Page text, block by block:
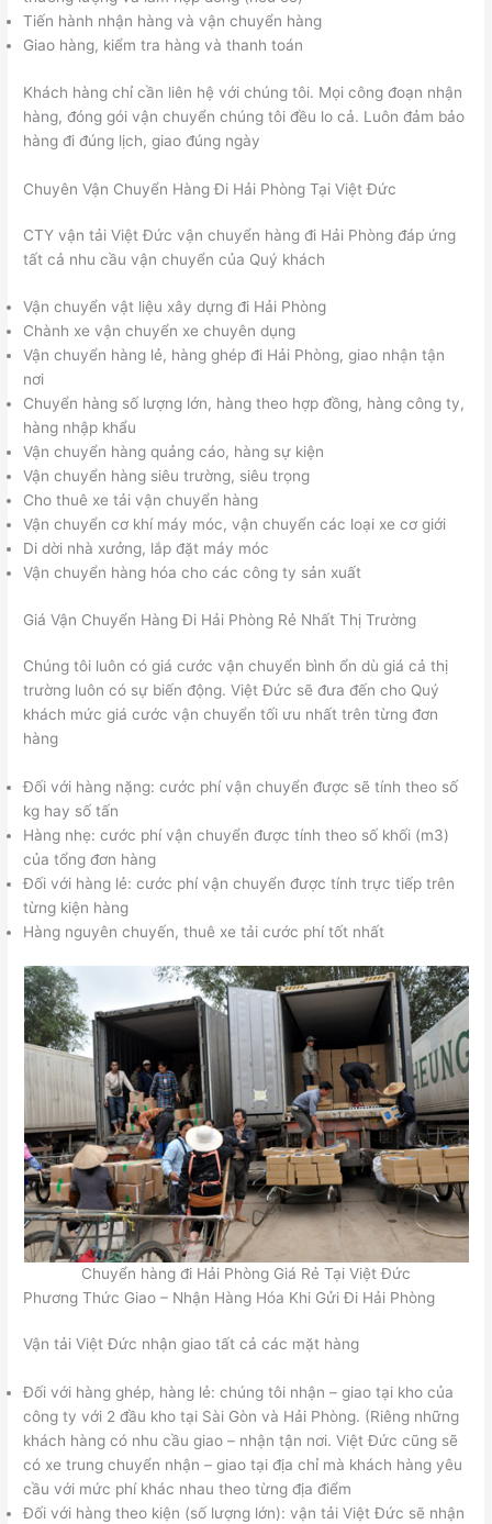
Tiến hành nhận hàng và vận chuyển hàng
Giao hàng, kiểm tra hàng và thanh toán
Khách hàng chỉ cần liên hệ với chúng tôi. Mọi công đoạn nhận
hàng, đóng gói vận chuyển chúng tôi đều lo cả. Luôn đảm bảo
hàng đi đúng lịch, giao đúng ngày
Chuyên Vận Chuyển Hàng Đi Hải Phòng Tại Việt Đức
CTY vận tải Việt Đức vận chuyển hàng đi Hải Phòng đáp ứng
tất cả nhu cầu vận chuyển của Quý khách
Vận chuyển vật liệu xây dựng đi Hải Phòng
Chành xe vận chuyển xe chuyên dụng
Vận chuyển hàng lẻ, hàng ghép đi Hải Phòng, giao nhận tận
nơi
Chuyển hàng số lượng lớn, hàng theo hợp đồng, hàng công ty,
hàng nhập khẩu
Vận chuyển hàng quảng cáo, hàng sự kiện
Vận chuyển hàng siêu trường, siêu trọng
Cho thuê xe tải vận chuyển hàng
Vận chuyển cơ khí máy móc, vận chuyển các loại xe cơ giới
Di dời nhà xưởng, lắp đặt máy móc
Vận chuyển hàng hóa cho các công ty sản xuất
Giá Vận Chuyển Hàng Đi Hải Phòng Rẻ Nhất Thị Trường
Chúng tôi luôn có giá cước vận chuyển bình ổn dù giá cả thị
trường luôn có sự biến động. Việt Đức sẽ đưa đến cho Quý
khách mức giá cước vận chuyển tối ưu nhất trên từng đơn
hàng
Đối với hàng nặng: cước phí vận chuyển được sẽ tính theo số
kg hay số tấn
Hàng nhẹ: cước phí vận chuyển được tính theo số khối (m3)
của tổng đơn hàng
Đối với hàng lẻ: cước phí vận chuyển được tính trực tiếp trên
từng kiện hàng
Hàng nguyên chuyến, thuê xe tải cước phí tốt nhất
Chuyển hàng đi Hải Phòng Giá Rẻ Tại Việt Đức
Phương Thức Giao – Nhận Hàng Hóa Khi Gửi Đi Hải Phòng
Vận tải Việt Đức nhận giao tất cả các mặt hàng
Đối với hàng ghép, hàng lẻ: chúng tôi nhận – giao tại kho của
công ty với 2 đầu kho tại Sài Gòn và Hải Phòng. (Riêng những
khách hàng có nhu cầu giao – nhận tận nơi. Việt Đức cũng sẽ
có xe trung chuyển nhận – giao tại địa chỉ mà khách hàng yêu
cầu với mức phí khác nhau theo từng địa điểm
Đối với hàng theo kiện (số lượng lớn): vận tải Việt Đức sẽ nhận